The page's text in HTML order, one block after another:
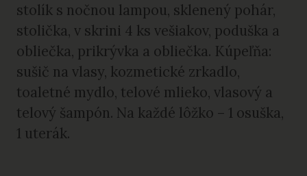
stolík s nočnou lampou, sklenený pohár,
stolička, v skrini 4 ks vešiakov, poduška a
obliečka, prikrývka a obliečka. Kúpeľňa:
sušič na vlasy, kozmetické zrkadlo,
toaletné mydlo, telové mlieko, vlasový a
telový šampón. Na každé lôžko – 1 osuška,
1 uterák.